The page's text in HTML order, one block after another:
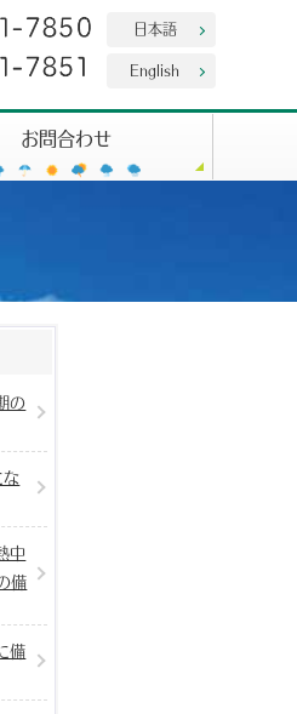
日本語
English
お問合わせ
の
な
中
備
備